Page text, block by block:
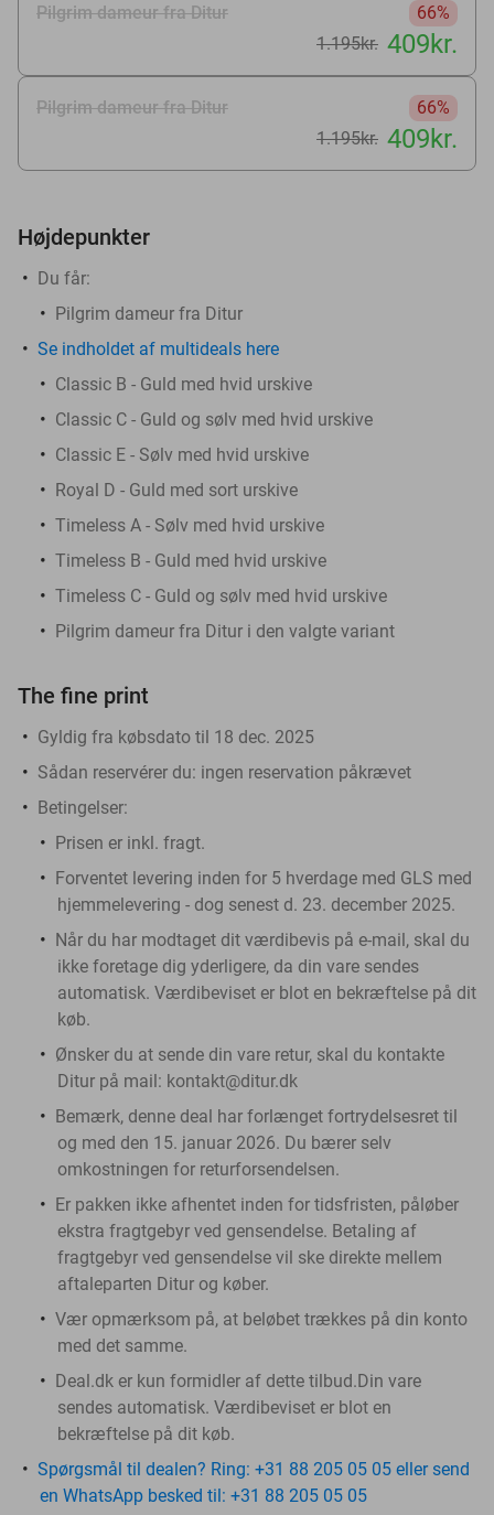
Pilgrim dameur fra Ditur
66%
1.195kr. 409kr.
Pilgrim dameur fra Ditur
66%
1.195kr. 409kr.
Højdepunkter
Du får:
Pilgrim dameur fra Ditur
Se indholdet af multideals here
Classic B - Guld med hvid urskive
Classic C - Guld og sølv med hvid urskive
Classic E - Sølv med hvid urskive
Royal D - Guld med sort urskive
Timeless A - Sølv med hvid urskive
Timeless B - Guld med hvid urskive
Timeless C - Guld og sølv med hvid urskive
Pilgrim dameur fra Ditur i den valgte variant
The fine print
Gyldig fra købsdato til 18 dec. 2025
Sådan reservérer du: ingen reservation påkrævet
Betingelser:
Prisen er inkl. fragt.
Forventet levering inden for 5 hverdage med GLS med
hjemmelevering - dog senest d. 23. december 2025.
Når du har modtaget dit værdibevis på e-mail, skal du
ikke foretage dig yderligere, da din vare sendes
automatisk. Værdibeviset er blot en bekræftelse på dit
køb.
Ønsker du at sende din vare retur, skal du kontakte
Ditur på mail: kontakt@ditur.dk
Bemærk, denne deal har forlænget fortrydelsesret til
og med den 15. januar 2026. Du bærer selv
omkostningen for returforsendelsen.
Er pakken ikke afhentet inden for tidsfristen, påløber
ekstra fragtgebyr ved gensendelse. Betaling af
fragtgebyr ved gensendelse vil ske direkte mellem
aftaleparten Ditur og køber.
Vær opmærksom på, at beløbet trækkes på din konto
med det samme.
Deal.dk er kun formidler af dette tilbud.Din vare
sendes automatisk. Værdibeviset er blot en
bekræftelse på dit køb.
Spørgsmål til dealen? Ring: +31 88 205 05 05 eller send
en WhatsApp besked til: +31 88 205 05 05